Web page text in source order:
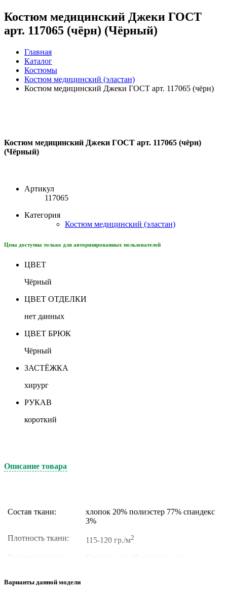
Костюм медицинский Джеки ГОСТ
арт. 117065 (чёрн) (Чёрный)
Главная
Каталог
Костюмы
Костюм медицинский (эластан)
Костюм медицинский Джеки ГОСТ арт. 117065 (чёрн)
Костюм медицинский Джеки ГОСТ арт. 117065 (чёрн)
(Чёрный)
Артикул
117065
Категория
Костюм медицинский (эластан)
Цена доступна только для авторизированных пользователей
ЦВЕТ
Чёрный
ЦВЕТ ОТДЕЛКИ
нет данных
ЦВЕТ БРЮК
Чёрный
ЗАСТЁЖКА
хирург
РУКАВ
короткий
Описание товара
Состав ткани:
хлопок 20% полиэстер 77% спандекс
3%
Плотность ткани:
115-120 гр./м2
Рекомендации по
Варианты данной модели